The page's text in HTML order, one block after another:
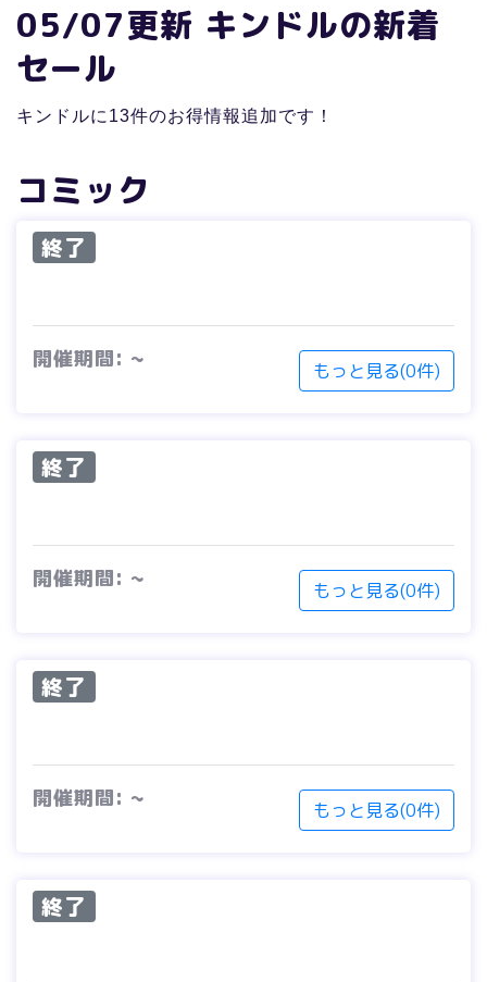
05/07更新 キンドルの新着
セール
キンドルに13件のお得情報追加です！
コミック
終了
開催期間: ~ もっと見る(0件)
終了
開催期間: ~ もっと見る(0件)
終了
開催期間: ~ もっと見る(0件)
終了